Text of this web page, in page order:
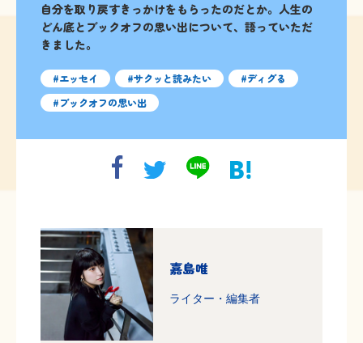
自分を取り戻すきっかけをもらったのだとか。人生の
どん底とブックオフの思い出について、語っていただ
きました。
エッセイ サクッと読みたい
ディグる
ブックオフの思い出
嘉島唯
ライター・編集者